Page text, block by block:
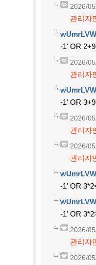
2026/
관리자
-1' OR
2026/
관리자
-1' OR
2026/
관리자
2026/
관리자
-1' OR
-1' OR
2026/
관리자
2026/